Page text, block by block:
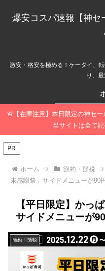
爆安コスパ速報【神セ
激安・格安を極める！ケータイ、
り、最
🚨【在庫注意】本日限定の神
当サイトは全て記
PR
ホーム 節約・節税
末感謝祭」サイドメニューが90
【平日限定】かっ
サイドメニューが
節約・節税